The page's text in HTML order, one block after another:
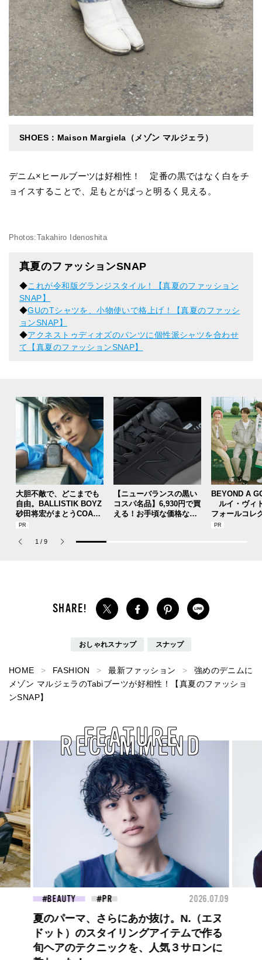
SHOES：Maison Margiela（メゾン マルジェラ）
デニム×ヒールブーツは好相性！ 定番の黒ではなく白をチ
ョイスすることで、足もとがぱっと明るく見える。
Photos:Takahiro Idenoshita
真夏のファッションSNAP
◆これが令和版グランジスタイル！【真夏のファッション
SNAP】
◆GUのTシャツを、小物使いで格上げ！【真夏のファッシ
ョンSNAP】
◆アクネストゥディオズのパンツに個性派シャツを合わせ
て【真夏のファッションSNAP】
大胆不敵で、どこまでも
自由。BALLISTIK BOYZ
砂田将宏がまとうCOACH
の新作フレグランス「コ
パルファム」
【ニューバランスの黒い
コスパ名品】6,930円で買
える！お手頃な価格なオ
BEYOND A
ルイ・ヴィ
フォールコレ
描くプレッピ
1 / 9
おしゃれスナップ スナップ
HOME FASHION 最新ファッション
強めのデニムに
メゾン マルジェラのTabiブーツが好相性！【真夏のファッショ
ンSNAP】
RECOMMEND
FEATURE
FASHION 2026.07.09
【PRADA × NI-KI(ENHYPEN)】時をかけ
る、ニューモード